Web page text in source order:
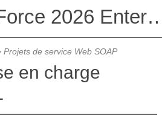
Altova MapForce 2026
Projets de service Web SOAP
en charge